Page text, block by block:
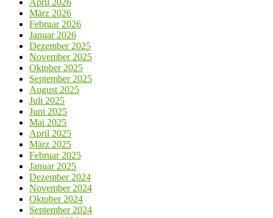
März 2026
Februar 2026
Januar 2026
Dezember 2025
November 2025
Oktober 2025
September 2025
August 2025
Juli 2025
Juni 2025
Mai 2025
April 2025
März 2025
Februar 2025
Januar 2025
Dezember 2024
November 2024
Oktober 2024
September 2024